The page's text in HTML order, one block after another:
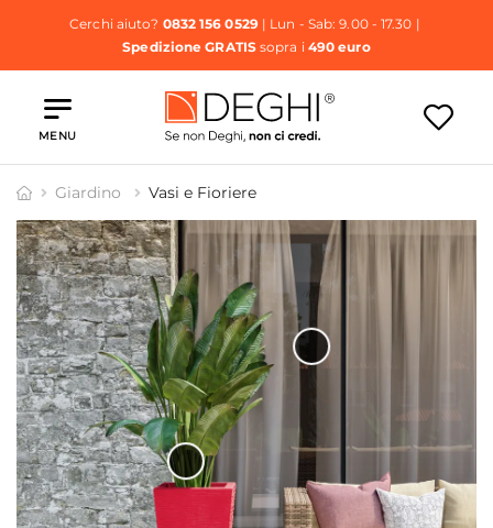
Cerchi aiuto? 0832 156 0529| Lun - Sab: 9.00 - 17.30 |
Spedizione GRATISsopra i 490 euro
MENU
Giardino Vasi e Fioriere